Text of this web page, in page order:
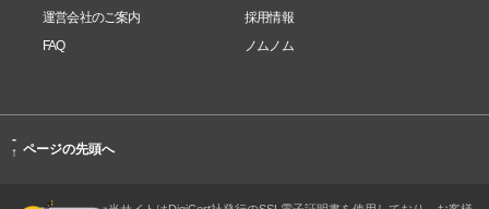
運営会社のご案内
採用情報
FAQ
ノムノム
-
↑ ページの先頭へ